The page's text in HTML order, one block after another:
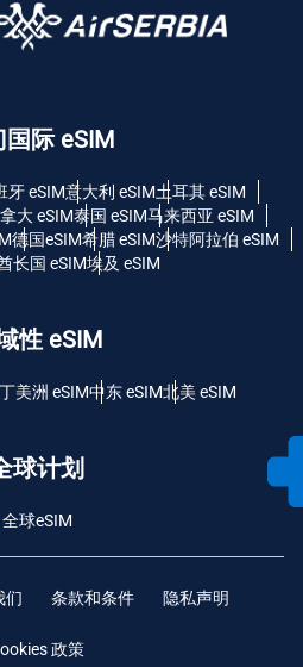
国际 eSIM
牙 eSIM意大利 eSIM土耳其 eSIM
大 eSIM泰国 eSIM马来西亚 eSIM
德国eSIM希腊 eSIM沙特阿拉伯 eSIM
长国 eSIM埃及 eSIM
性 eSIM
美洲 eSIM中东 eSIM北美 eSIM
球计划
全球eSIM
们 条款和条件 隐私声明
政策